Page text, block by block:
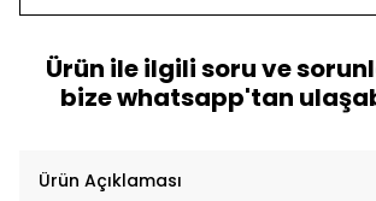
Ürün ile ilgili soru ve
bize whatsapp'tan
Ürün Açıklaması